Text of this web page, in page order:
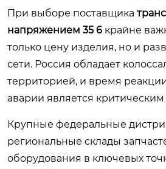
При выборе поставщика
напряжением 35 6 крайне
только цену изделия, но и
сети. Россия обладает
территорией, и время
аварии является
Крупные федеральные
региональные склады
оборудования в ключевых